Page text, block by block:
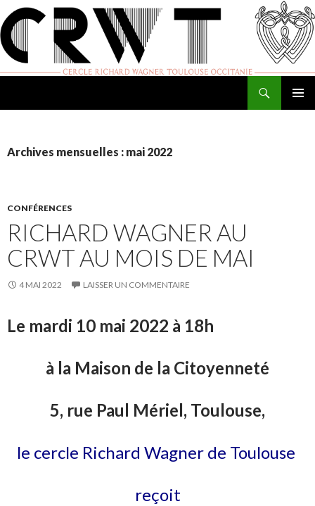
Archives mensuelles : mai 2022
CONFÉRENCES
RICHARD WAGNER AU
CRWT AU MOIS DE MAI
4 MAI 2022 LAISSER UN COMMENTAIRE
Le mardi 10 mai 2022 à 18h
à la Maison de la Citoyenneté
5, rue Paul Mériel, Toulouse,
le cercle Richard Wagner de Toulouse
reçoit